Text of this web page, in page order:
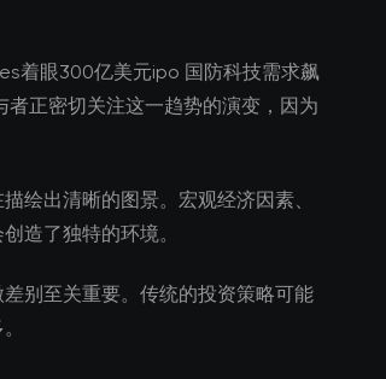
着眼300亿美元ipo 国防科技需求飙
正密切关注这一趋势的演变，因为
绘出清晰的图景。宏观经济因素、
造了独特的环境。
别至关重要。传统的投资策略可能